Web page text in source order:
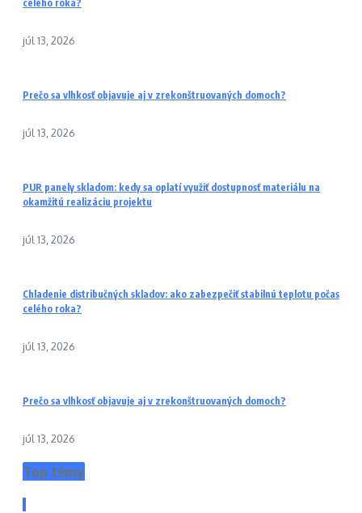
celého roka?
júl 13, 2026
Prečo sa vlhkosť objavuje aj v zrekonštruovaných domoch?
júl 13, 2026
PUR panely skladom: kedy sa oplatí využiť dostupnosť materiálu na
okamžitú realizáciu projektu
júl 13, 2026
Chladenie distribučných skladov: ako zabezpečiť stabilnú teplotu počas
celého roka?
júl 13, 2026
Prečo sa vlhkosť objavuje aj v zrekonštruovaných domoch?
júl 13, 2026
Top témy
1